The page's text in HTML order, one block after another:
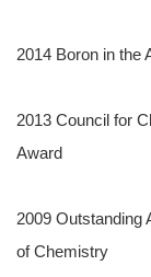
2014 Boron in the
2013 Council for
Award
2009 Outstanding
of Chemistry